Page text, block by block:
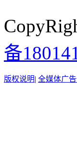
备
版权说明| 全媒体广